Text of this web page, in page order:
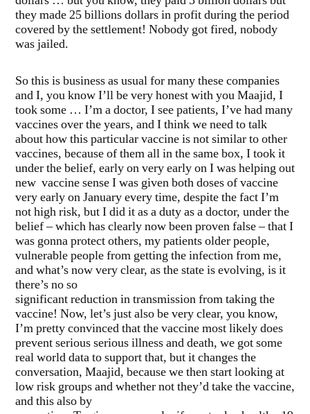
they made 25 billions dollars in profit during the period
covered by the settlement! Nobody got fired, nobody
was jailed.
So this is business as usual for many these companies
and I, you know I’ll be very honest with you Maajid, I
took some … I’m a doctor, I see patients, I’ve had many
vaccines over the years, and I think we need to talk
about how this particular vaccine is not similar to other
vaccines, because of them all in the same box, I took it
under the belief, early on very early on I was helping out
new vaccine sense I was given both doses of vaccine
very early on January every time, despite the fact I’m
not high risk, but I did it as a duty as a doctor, under the
belief – which has clearly now been proven false – that I
was gonna protect others, my patients older people,
vulnerable people from getting the infection from me,
and what’s now very clear, as the state is evolving, is it
there’s no so
significant reduction in transmission from taking the
vaccine! Now, let’s just also be very clear, you know,
I’m pretty convinced that the vaccine most likely does
prevent serious serious illness and death, we got some
real world data to support that, but it changes the
conversation, Maajid, because we then start looking at
low risk groups and whether not they’d take the vaccine,
and this also by